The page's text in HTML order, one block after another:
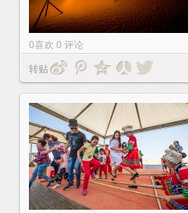
0喜欢 0 评论
转贴